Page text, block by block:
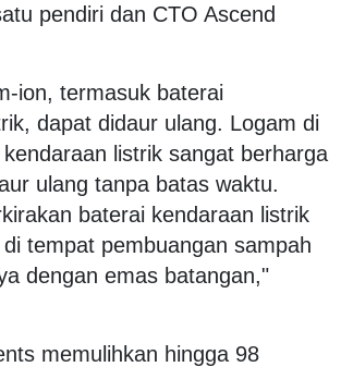
pendiri dan CTO Ascend
ion, termasuk baterai
dapat didaur ulang. Logam di
listrik sangat berharga
ulang tanpa batas waktu.
baterai kendaraan listrik
tempat pembuangan sampah
dengan emas batangan,"
memulihkan hingga 98